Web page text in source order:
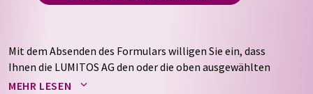
Mit dem Absenden des Formulars willigen Sie ein, dass
Ihnen die LUMITOS AG den oder die oben ausgewählten
Newsletter per E-Mail zusendet. Ihre Daten werden
MEHR LESEN